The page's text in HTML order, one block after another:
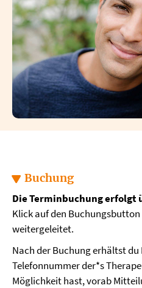
Buchung
Die Terminbuchung erfolgt
Klick auf den
weitergeleitet.
Nach der Buchung erhältst du
Telefonnummer der*s
Möglichkeit hast, vorab